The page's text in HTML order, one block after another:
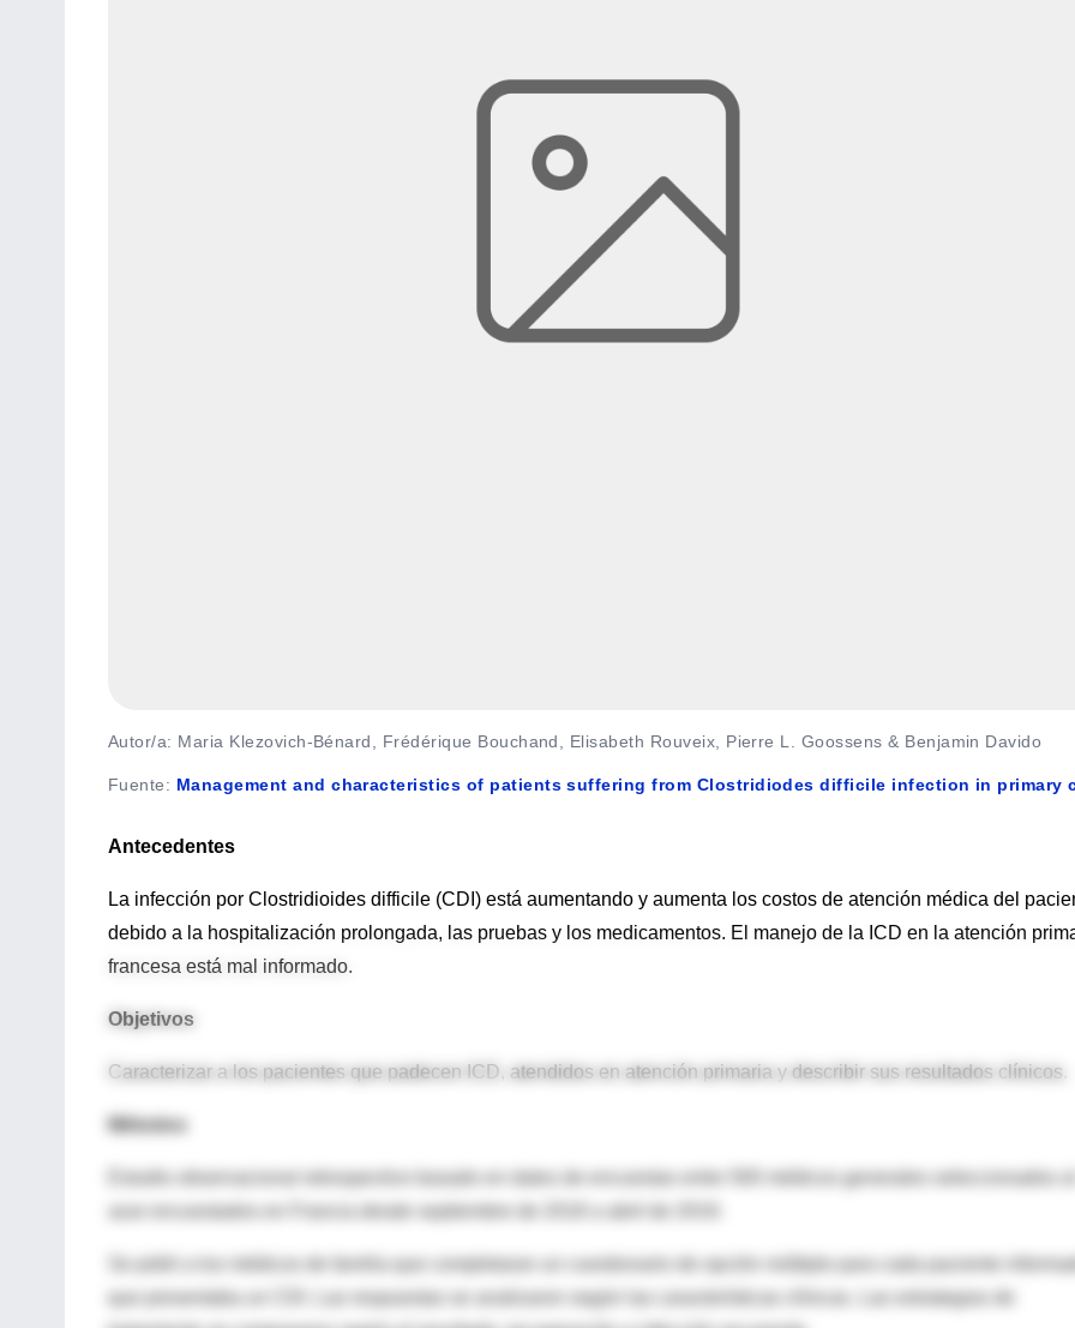
Autor/a: Maria Klezovich-Bénard, Frédérique Bouchand, Elisabeth Rouveix, Pierre L. Goossens & Benjamin Davido
Fuente: Management and characteristics of patients suffering from Clostridiodes difficile infection in primary
Antecedentes
La infección por Clostridioides difficile (CDI) está aumentando y aumenta los costos de atención médica del
debido a la hospitalización prolongada, las pruebas y los medicamentos. El manejo de la ICD en la atención
francesa está mal informado.
Objetivos
Caracterizar a los pacientes que padecen ICD, atendidos en atención primaria y describir sus resultados clínicos.
Métodos
Estudio observacional retrospectivo basado en datos de encuestas entre 500 médicos generales seleccionados
que presentaba un CDI. Las respuestas se analizaron según las características clínicas. Las estrategias de